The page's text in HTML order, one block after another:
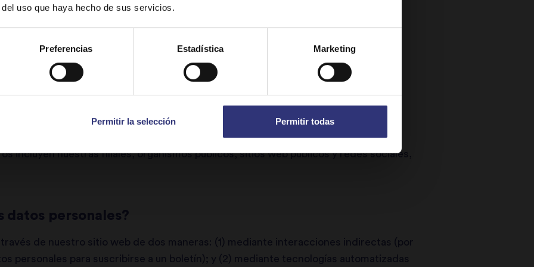
uso que haya hecho de sus servicios.
Preferencias Estadística Marketing
Permitir la selección Permitir todas
de otra persona, usted será el responsable de garantizar que dicha persona sea
en la presente Declaración de privacidad y de que le haya dado su
datos personales con Tilda.
de datos personales anteriormente mencionadas directamente de usted (por
información para suscribirse a un boletín de noticias o cuando se registrar para
o indirectamente a través de terceros (por ejemplo, a través de la tecnología de
incluyen nuestras filiales, organismos públicos, sitios web públicos y redes sociales,
datos personales?
de nuestro sitio web de dos maneras: (1) mediante interacciones indirectas (por
personales para suscribirse a un boletín); y (2) mediante tecnologías automatizadas